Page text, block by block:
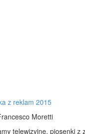
z reklam 2015
Moretti
telewizyjne, piosenki z